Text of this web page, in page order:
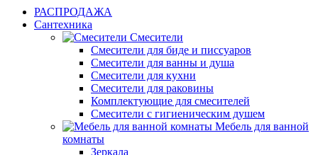
РАСПРОДАЖА
Сантехника
Смесители
Смесители для биде и писсуаров
Смесители для ванны и душа
Смесители для кухни
Смесители для раковины
Комплектующие для смесителей
Смесители с гигиеническим душем
Мебель для ванной
комнаты
Зеркала